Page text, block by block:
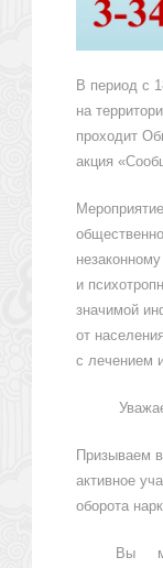
В период с
на
проходит
акция
и
значимой
от
с лечением
Призываем
активное
оборота
Вы